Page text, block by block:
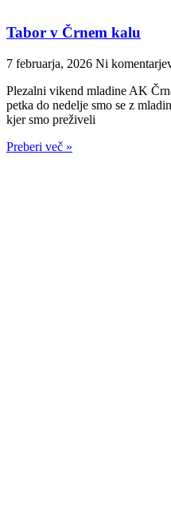
Tabor v Črnem kalu
7 februarja, 2026 Ni
Plezalni vikend mladine AK
petka do nedelje smo se z
kjer smo preživeli
Preberi več »